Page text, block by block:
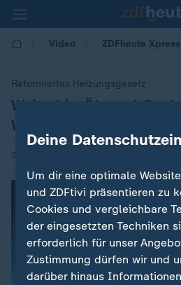
Video ZDFheute Xpress
Reformiertes Heizungsgesetz
:
Weiterhin Öl- und
Wohnungen
25.02.2026 | 15:46
Deine
Um dir eine optimale
und ZDFtivi präsentieren zu
Cookies und vergleichbare
der eingesetzten Techniken
erforderlich für unser
Zustimmung dürfen wir und
darüber hinaus